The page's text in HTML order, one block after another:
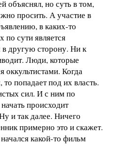
объяснял, но суть в том,
просить. А участие в
в каких-то
по сути является
другую сторону. Ни к
Люди, которые
оккультистами. Когда
попадает под их власть.
сил. И с ним по
происходит
и так далее. Ничего
примерно это и скажет.
какой-то фильм